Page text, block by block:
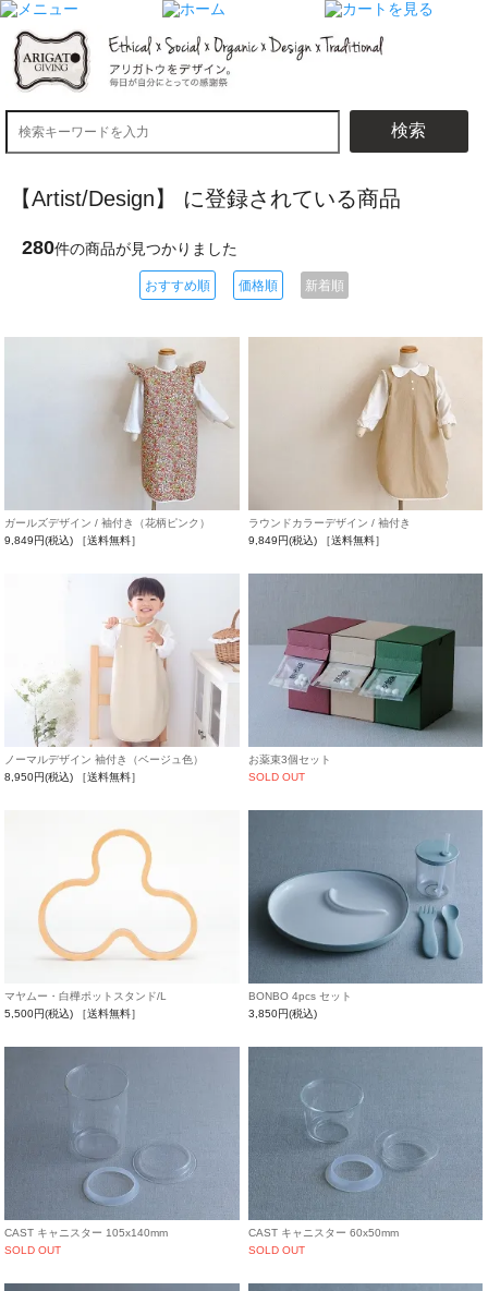
検索
【Artist/Design】 に登録されている商品
280件の商品が見つかりました
おすすめ順 価格順 新着順
ガールズデザイン / 袖付き（花柄ピンク）
9,849円(税込)
［送料無料］
ラウンドカラーデザイン / 袖付き
9,849円(税込)
［送料無料］
ノーマルデザイン 袖付き（ベージュ色）
8,950円(税込)
［送料無料］
お薬束3個セット
SOLD OUT
マヤムー・白樺ポットスタンド/L
5,500円(税込)
［送料無料］
BONBO 4pcs セット
3,850円(税込)
CAST キャニスター 105x140mm
SOLD OUT
CAST キャニスター 60x50mm
SOLD OUT